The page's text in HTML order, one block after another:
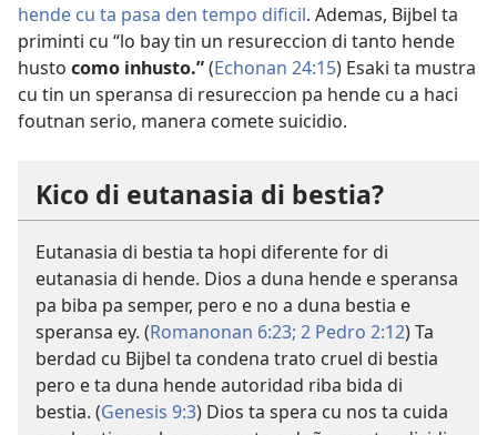
hende cu ta pasa den tempo dificil. Ademas, Bijbel ta
priminti cu “lo bay tin un resureccion di tanto hende
husto como inhusto.”(Echonan 24:15) Esaki ta mustra
cu tin un speransa di resureccion pa hende cu a haci
foutnan serio, manera comete suicidio.
Kico di eutanasia di bestia?
Eutanasia di bestia ta hopi diferente for di
eutanasia di hende. Dios a duna hende e speransa
pa biba pa semper, pero e no a duna bestia e
speransa ey. (Romanonan 6:23; 2 Pedro 2:12) Ta
berdad cu Bijbel ta condena trato cruel di bestia
pero e ta duna hende autoridad riba bida di
bestia. (Genesis 9:3) Dios ta spera cu nos ta cuida